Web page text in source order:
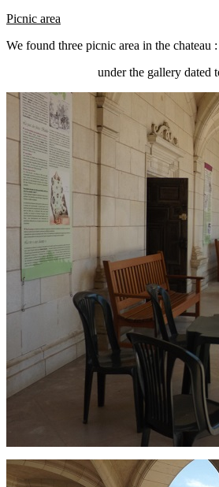
Picnic area
We found three picnic area in the chateau :
under the gallery dated